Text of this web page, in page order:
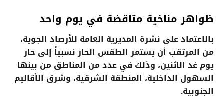
ظواهر مناخية متاقضة في يوم واحد
بالاعتماد على نشرة المديرية العامة للأرصاد الجوية،
من المرتقب أن يستمر الطقس الحار نسبياً إلى حار
يوم غد الاثنين، وذلك في عدد من المناطق من بينها
السهول الداخلية، المنطقة الشرقية، وشرق الأقاليم
الجنوبية.